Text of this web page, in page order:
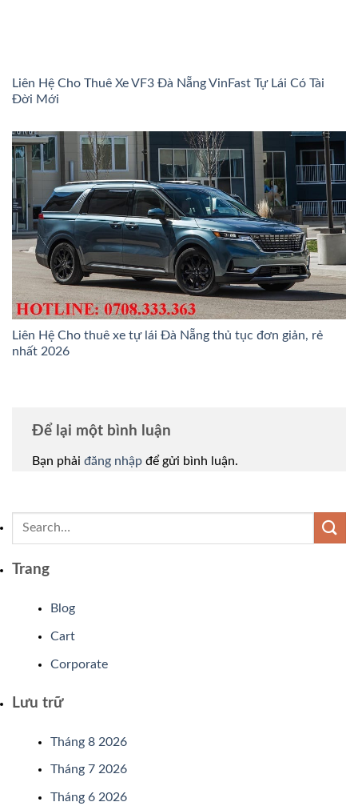
Liên Hệ Cho Thuê Xe VF3 Đà Nẵng VinFast Tự Lái Có Tài
Đời Mới
Liên Hệ Cho thuê xe tự lái Đà Nẵng thủ tục đơn giản, rẻ
nhất 2026
Để lại một bình luận
Bạn phải đăng nhập để gửi bình luận.
Trang
Blog
Cart
Corporate
Lưu trữ
Tháng 8 2026
Tháng 7 2026
Tháng 6 2026